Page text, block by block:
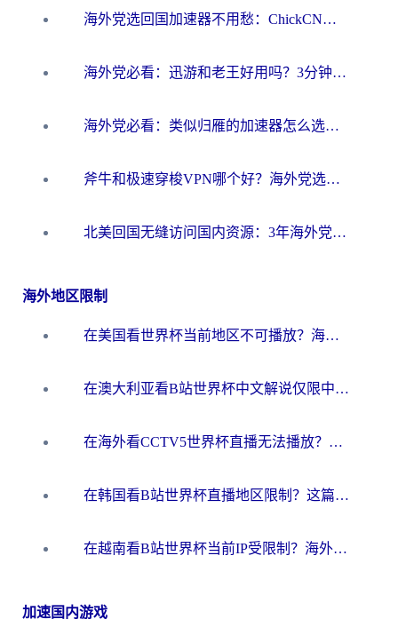
海外党选回国加速器不用愁：ChickCN和洞见哪个好？一篇搞定所有疑问
海外党必看：迅游和老王好用吗？3分钟选对加速国内网络的加速器
海外党必看：类似归雁的加速器怎么选？一篇搞定无缝访问国内资源
斧牛和极速穿梭VPN哪个好？海外党选回国加速器必看的真实对比与避坑指南
北美回国无缝访问国内资源：3年海外党亲测的加速器选择指南
海外地区限制
在美国看世界杯当前地区不可播放？海外党体育观赛终极指南来了！
在澳大利亚看B站世界杯中文解说仅限中国大陆？这篇指南帮你打破限制看遍赛事
在海外看CCTV5世界杯直播无法播放？这篇指南让你和国内球迷同步呐喊
在韩国看B站世界杯直播地区限制？这篇指南让你告别“当前地区不可播放”
在越南看B站世界杯当前IP受限制？海外党体育观赛终极指南来了
加速国内游戏